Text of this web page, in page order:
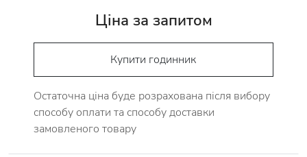
Ціна за запитом
Купити годинник
Остаточна ціна буде розрахована після вибору
способу оплати та способу доставки
замовленого товару